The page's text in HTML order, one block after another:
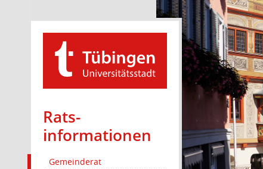
Rats­
informationen
Gemeinderat